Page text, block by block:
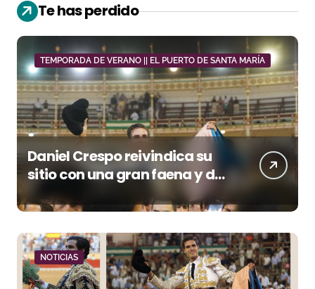
Te has perdido
TEMPORADA DE VERANO || EL PUERTO DE SANTA MARÍA
Daniel Crespo reivindica su
sitio con una gran faena y dos
orejas
NOTICIAS